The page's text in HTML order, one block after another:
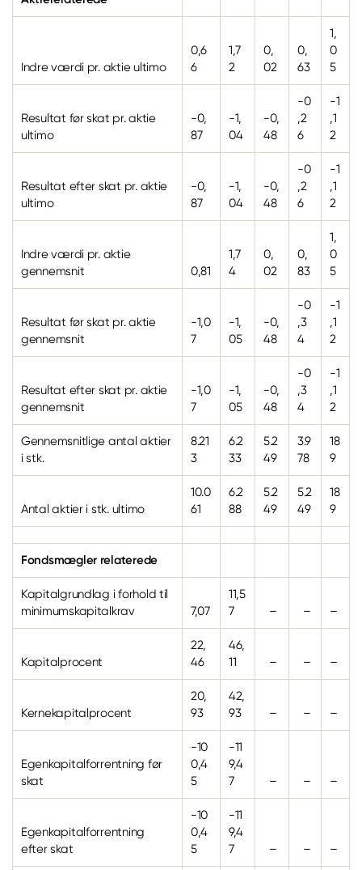
Indre værdi pr. aktie ultimo
0,6
6
1,7
2
0,
02
0,
63
1,
0
5
Resultat før skat pr. aktie
ultimo
-0,
87
-1,
04
-0,
48
-0
,2
6
-1
,1
2
Resultat efter skat pr. aktie
ultimo
-0,
87
-1,
04
-0,
48
-0
,2
6
-1
,1
2
Indre værdi pr. aktie
gennemsnit
0,81
1,7
4
0,
02
0,
83
1,
0
5
Resultat før skat pr. aktie
gennemsnit
-1,0
7
-1,
05
-0,
48
-0
,3
4
-1
,1
2
Resultat efter skat pr. aktie
gennemsnit
-1,0
7
-1,
05
-0,
48
-0
,3
4
-1
,1
2
Gennemsnitlige antal aktier
i stk.
8.21
3
6.2
33
5.2
49
3.9
78
18
9
Antal aktier i stk. ultimo
10.0
61
6.2
88
5.2
49
5.2
49
18
9
Fondsmægler relaterede
Kapitalgrundlag i forhold til
minimumskapitalkrav
7,07
11,5
7
– – –
Kapitalprocent
22,
46
46,
11
– – –
Kernekapitalprocent
20,
93
42,
93
– – –
Egenkapitalforrentning før
skat
-10
0,4
5
-11
9,4
7
– – –
Egenkapitalforrentning
efter skat
-10
0,4
5
-11
9,4
7
– – –